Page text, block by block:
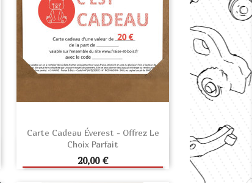
Carte Cadeau Éverest - Offrez Le
Choix Parfait
Prix
20,00 €
AJOUTER AU PANIER